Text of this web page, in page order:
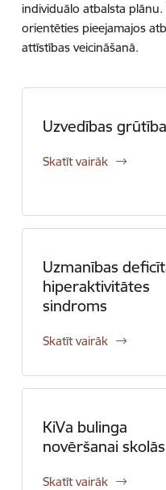
individuālo atbalsta
orientēties pieejamajos
attīstības veicināšanā.
Uzvedības
Skatīt vairāk
Uzmanības
hiperaktivitātes
sindroms
Skatīt vairāk
KiVa bulinga
novēršanai skolās
Skatīt vairāk